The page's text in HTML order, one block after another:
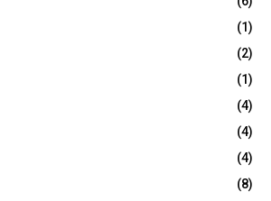
(1)
(2)
(1)
(4)
(4)
(4)
(8)